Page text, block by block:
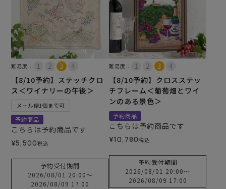
難易度：
【8/10予約】ステッチクロ
ス＜ワイナリーの午後＞
メール便1個まで可
予約商品
こちらは予約商品です
¥5,500税込
予約受付期間
2026/08/01 20:00〜
2026/08/09 17:00
難易度：
【8/10予約】クロスステッ
チフレーム＜葡萄畑とワイ
ンのある景色＞
予約商品
こちらは予約商品です
¥10,780税込
予約受付期間
2026/08/01 20:00〜
2026/08/09 17:00